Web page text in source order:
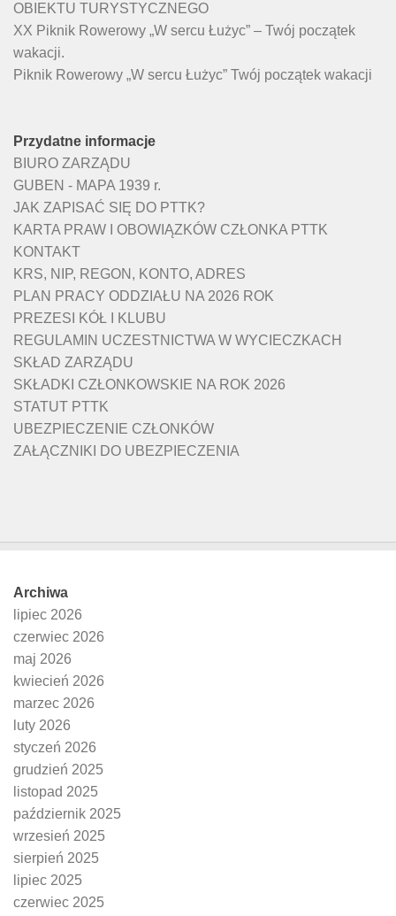
OBIEKTU TURYSTYCZNEGO
XX Piknik Rowerowy „W sercu Łużyc” – Twój początek
wakacji.
Piknik Rowerowy „W sercu Łużyc” Twój początek wakacji
Przydatne informacje
BIURO ZARZĄDU
GUBEN - MAPA 1939 r.
JAK ZAPISAĆ SIĘ DO PTTK?
KARTA PRAW I OBOWIĄZKÓW CZŁONKA PTTK
KONTAKT
KRS, NIP, REGON, KONTO, ADRES
PLAN PRACY ODDZIAŁU NA 2026 ROK
PREZESI KÓŁ I KLUBU
REGULAMIN UCZESTNICTWA W WYCIECZKACH
SKŁAD ZARZĄDU
SKŁADKI CZŁONKOWSKIE NA ROK 2026
STATUT PTTK
UBEZPIECZENIE CZŁONKÓW
ZAŁĄCZNIKI DO UBEZPIECZENIA
Archiwa
lipiec 2026
czerwiec 2026
maj 2026
kwiecień 2026
marzec 2026
luty 2026
styczeń 2026
grudzień 2025
listopad 2025
październik 2025
wrzesień 2025
sierpień 2025
lipiec 2025
czerwiec 2025